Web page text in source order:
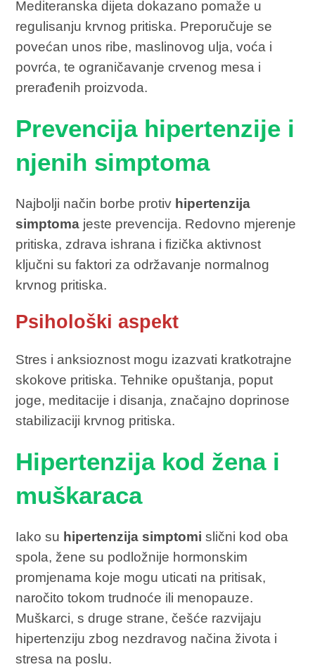
Mediteranska dijeta dokazano pomaže u
regulisanju krvnog pritiska. Preporučuje se
povećan unos ribe, maslinovog ulja, voća i
povrća, te ograničavanje crvenog mesa i
prerađenih proizvoda.
Prevencija hipertenzije i
njenih simptoma
Najbolji način borbe protiv hipertenzija
simptoma jeste prevencija. Redovno mjerenje
pritiska, zdrava ishrana i fizička aktivnost
ključni su faktori za održavanje normalnog
krvnog pritiska.
Psihološki aspekt
Stres i anksioznost mogu izazvati kratkotrajne
skokove pritiska. Tehnike opuštanja, poput
joge, meditacije i disanja, značajno doprinose
stabilizaciji krvnog pritiska.
Hipertenzija kod žena i
muškaraca
Iako su hipertenzija simptomi slični kod oba
spola, žene su podložnije hormonskim
promjenama koje mogu uticati na pritisak,
naročito tokom trudnoće ili menopauze.
Muškarci, s druge strane, češće razvijaju
hipertenziju zbog nezdravog načina života i
stresa na poslu.